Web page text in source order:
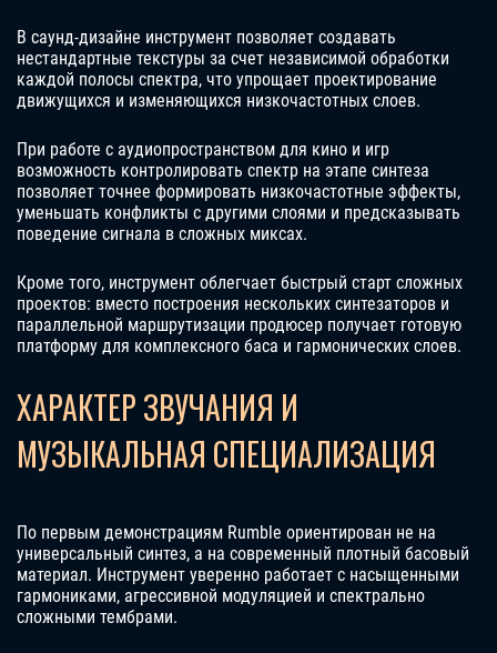
В саунд-дизайне инструмент позволяет создавать
нестандартные текстуры за счет независимой обработки
каждой полосы спектра, что упрощает проектирование
движущихся и изменяющихся низкочастотных слоев.
При работе с аудиопространством для кино и игр
возможность контролировать спектр на этапе синтеза
позволяет точнее формировать низкочастотные эффекты,
уменьшать конфликты с другими слоями и предсказывать
поведение сигнала в сложных миксах.
Кроме того, инструмент облегчает быстрый старт сложных
проектов: вместо построения нескольких синтезаторов и
параллельной маршрутизации продюсер получает готовую
платформу для комплексного баса и гармонических слоев.
ХАРАКТЕР ЗВУЧАНИЯ И
МУЗЫКАЛЬНАЯ СПЕЦИАЛИЗАЦИЯ
По первым демонстрациям Rumble ориентирован не на
универсальный синтез, а на современный плотный басовый
материал. Инструмент уверенно работает с насыщенными
гармониками, агрессивной модуляцией и спектрально
сложными тембрами.